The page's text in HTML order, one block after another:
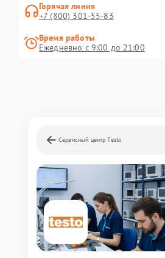
Горячая линия
+7 (800) 301-55-83
Время работы
Ежедневно с 9:00 до 21:00
Сервисный центр Testo